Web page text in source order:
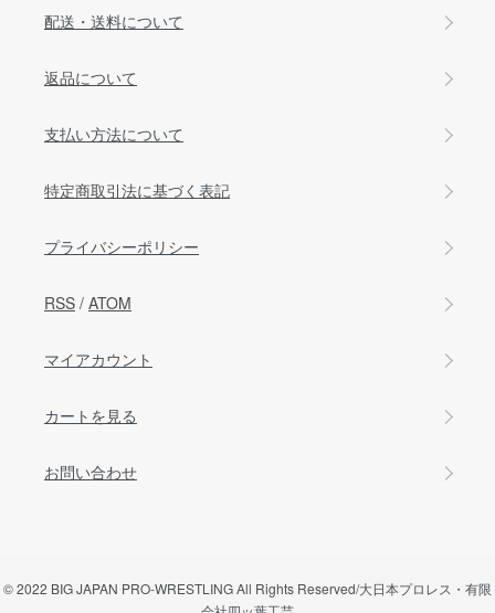
配送・送料について
返品について
支払い方法について
特定商取引法に基づく表記
プライバシーポリシー
RSS / ATOM
マイアカウント
カートを見る
お問い合わせ
© 2022 BIG JAPAN PRO-WRESTLING All Rights Reserved/大日本プロレス・有限